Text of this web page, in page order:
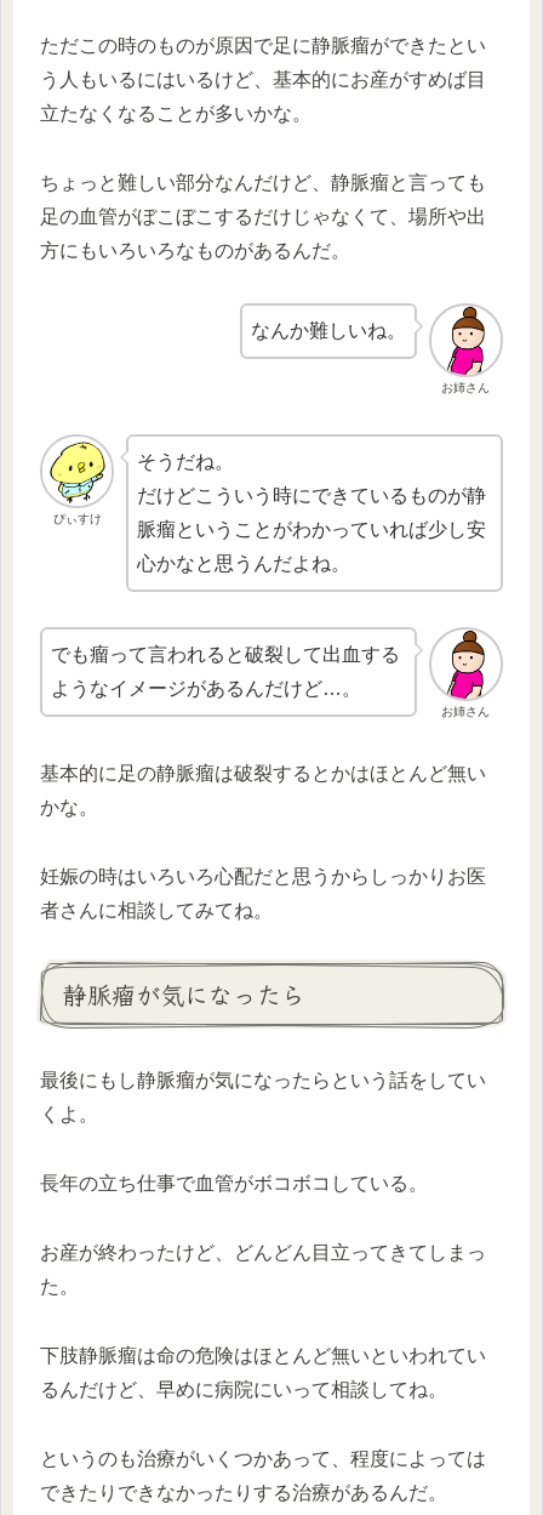
ただこの時のものが原因で足に静脈瘤ができたとい
う人もいるにはいるけど、基本的にお産がすめば目
立たなくなることが多いかな。
ちょっと難しい部分なんだけど、静脈瘤と言っても
足の血管がぼこぼこするだけじゃなくて、場所や出
方にもいろいろなものがあるんだ。
お姉さん
なんか難しいね。
ぴぃすけ
そうだね。
だけどこういう時にできているものが静
脈瘤ということがわかっていれば少し安
心かなと思うんだよね。
お姉さん
でも瘤って言われると破裂して出血する
ようなイメージがあるんだけど…。
基本的に足の静脈瘤は破裂するとかはほとんど無い
かな。
妊娠の時はいろいろ心配だと思うからしっかりお医
者さんに相談してみてね。
静脈瘤が気になったら
最後にもし静脈瘤が気になったらという話をしてい
くよ。
長年の立ち仕事で血管がボコボコしている。
お産が終わったけど、どんどん目立ってきてしまっ
た。
下肢静脈瘤は命の危険はほとんど無いといわれてい
るんだけど、早めに病院にいって相談してね。
というのも治療がいくつかあって、程度によっては
できたりできなかったりする治療があるんだ。